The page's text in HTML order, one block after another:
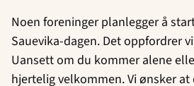
Noen foreninger planlegger å
Sauevika-dagen. Det oppfordrer
Uansett om du kommer alene
hjertelig velkommen. Vi ønsker